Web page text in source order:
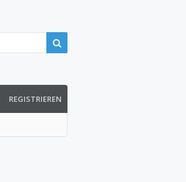
REGISTRIEREN